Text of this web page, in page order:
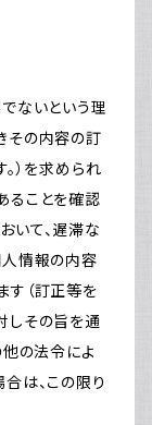
ないという理
その内容の訂
）を求められ
ることを確認
いて、遅滞な
人情報の内容
す（訂正等を
しその旨を通
他の法令によ
は、この限り